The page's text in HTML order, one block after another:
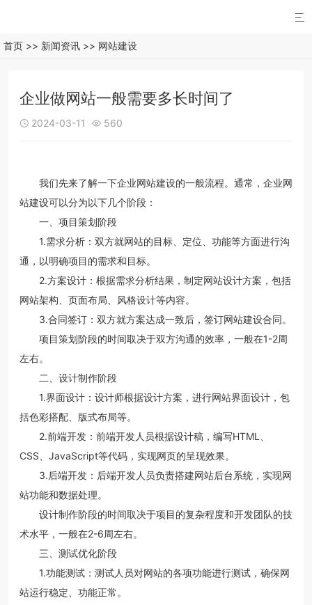

首页 >> 新闻资讯 >> 网站建设
企业做网站一般需要多长时间了
 2024-03-11  560
我们先来了解一下企业网站建设的一般流程。通常，企业网
站建设可以分为以下几个阶段：
一、项目策划阶段
1.需求分析：双方就网站的目标、定位、功能等方面进行沟
通，以明确项目的需求和目标。
2.方案设计：根据需求分析结果，制定网站设计方案，包括
网站架构、页面布局、风格设计等内容。
3.合同签订：双方就方案达成一致后，签订网站建设合同。
项目策划阶段的时间取决于双方沟通的效率，一般在1-2周
左右。
二、设计制作阶段
1.界面设计：设计师根据设计方案，进行网站界面设计，包
括色彩搭配、版式布局等。
2.前端开发：前端开发人员根据设计稿，编写HTML、
CSS、JavaScript等代码，实现网页的呈现效果。
3.后端开发：后端开发人员负责搭建网站后台系统，实现网
站功能和数据处理。
设计制作阶段的时间取决于项目的复杂程度和开发团队的技
术水平，一般在2-6周左右。
三、测试优化阶段
1.功能测试：测试人员对网站的各项功能进行测试，确保网
站运行稳定、功能正常。